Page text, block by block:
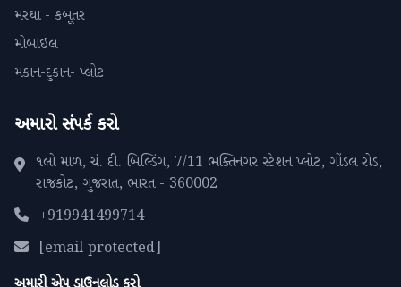
મરઘાં - કબૂતર
મોબાઇલ
મકાન-દુકાન- પ્લોટ
અમારો સંપર્ક કરો
૧લો માળ, ચં. દી. બિલ્ડિંગ, 7/11 ભક્તિનગર સ્ટેશન પ્લોટ, ગોંડલ રોડ,
રાજકોટ, ગુજરાત, ભારત - 360002
+919941499714
[email protected]